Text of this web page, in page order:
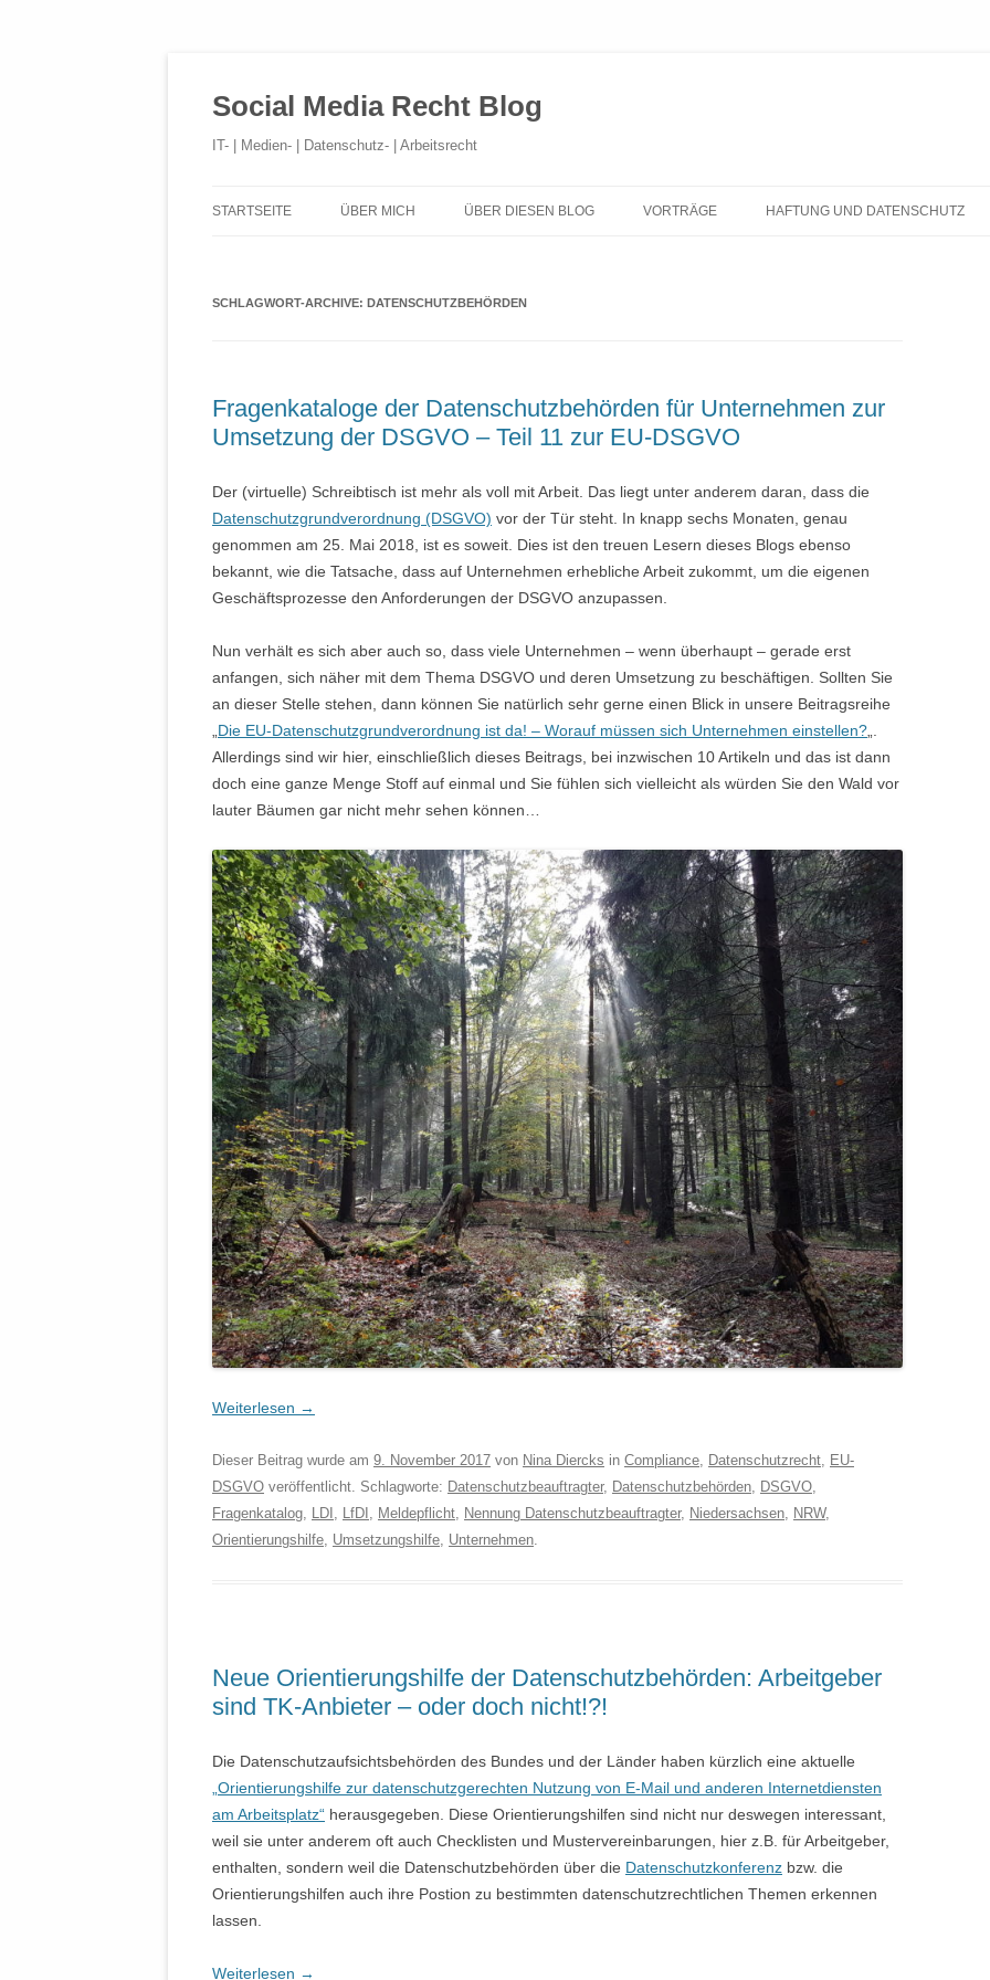
Social Media Recht Blog
IT- | Medien- | Datenschutz- | Arbeitsrecht
Inhalt
STARTSEITE ÜBER MICH ÜBER DIESEN BLOG VORTRÄGE HAFTUNG UND DATENSCHUTZ
SCHLAGWORT-ARCHIVE: DATENSCHUTZBEHÖRDEN
Fragenkataloge der Datenschutzbehörden für Unternehmen zur
Umsetzung der DSGVO – Teil 11 zur EU-DSGVO
Der (virtuelle) Schreibtisch ist mehr als voll mit Arbeit. Das liegt unter anderem daran, dass die
Datenschutzgrundverordnung (DSGVO) vor der Tür steht. In knapp sechs Monaten, genau
genommen am 25. Mai 2018, ist es soweit. Dies ist den treuen Lesern dieses Blogs ebenso
bekannt, wie die Tatsache, dass auf Unternehmen erhebliche Arbeit zukommt, um die eigenen
Geschäftsprozesse den Anforderungen der DSGVO anzupassen.
Nun verhält es sich aber auch so, dass viele Unternehmen – wenn überhaupt – gerade erst
anfangen, sich näher mit dem Thema DSGVO und deren Umsetzung zu beschäftigen. Sollten Sie
an dieser Stelle stehen, dann können Sie natürlich sehr gerne einen Blick in unsere Beitragsreihe
Die EU-Datenschutzgrundverordnung ist da! – Worauf müssen sich Unternehmen einstellen?
Allerdings sind wir hier, einschließlich dieses Beitrags, bei inzwischen 10 Artikeln und das ist dann
doch eine ganze Menge Stoff auf einmal und Sie fühlen sich vielleicht als würden Sie den Wald vor
lauter Bäumen gar nicht mehr sehen können…
Weiterlesen →
Dieser Beitrag wurde am 9. November 2017 von Nina Diercks in Compliance Datenschutzrecht EU-
DSGVO veröffentlicht. Schlagworte: Datenschutzbeauftragter, Datenschutzbehörden DSGVO
Fragenkatalog LDI LfDI Meldepflicht Nennung Datenschutzbeauftragter, Niedersachsen NRW,
Orientierungshilfe Umsetzungshilfe Unternehmen
Neue Orientierungshilfe der Datenschutzbehörden: Arbeitgeber
sind TK-Anbieter – oder doch nicht!?!
Die Datenschutzaufsichtsbehörden des Bundes und der Länder haben kürzlich eine aktuelle
„Orientierungshilfe zur datenschutzgerechten Nutzung von E-Mail und anderen Internetdiensten
am Arbeitsplatz“ herausgegeben. Diese Orientierungshilfen sind nicht nur deswegen interessant,
weil sie unter anderem oft auch Checklisten und Mustervereinbarungen, hier z.B. für Arbeitgeber,
enthalten, sondern weil die Datenschutzbehörden über die Datenschutzkonferenz bzw. die
Orientierungshilfen auch ihre Postion zu bestimmten datenschutzrechtlichen Themen erkennen
lassen.
Weiterlesen →